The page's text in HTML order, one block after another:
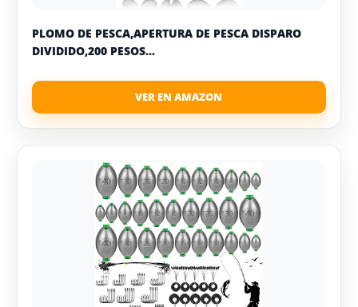
PLOMO DE PESCA,APERTURA DE PESCA DISPARO
DIVIDIDO,200 PESOS...